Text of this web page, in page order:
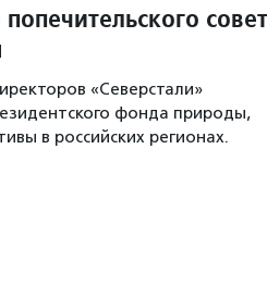
«Северстали»
фонда природы,
в российских регионах.